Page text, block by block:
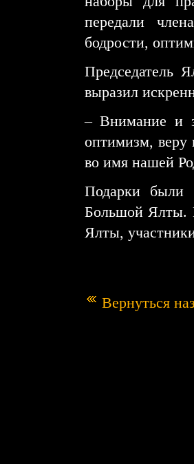
передали
бодрости,
Председатель
выразил
‒ Внимание и
оптимизм, веру
во имя нашей
Подарки были
Большой Ялты.
Ялты,
Вернуться